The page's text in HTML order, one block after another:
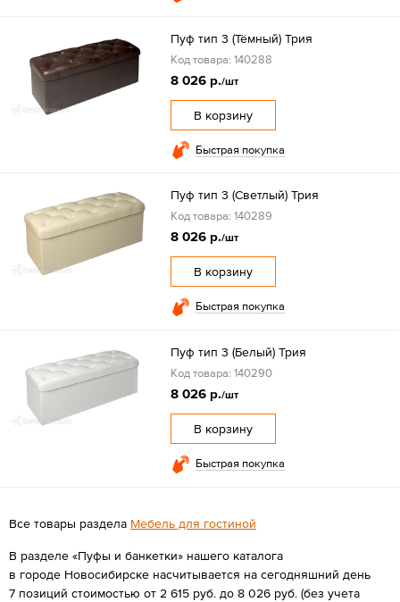
Пуф тип 3 (Тёмный) Трия
Код товара: 140288
8 026 р./шт
В корзину
Быстрая покупка
Пуф тип 3 (Светлый) Трия
Код товара: 140289
8 026 р./шт
В корзину
Быстрая покупка
Пуф тип 3 (Белый) Трия
Код товара: 140290
8 026 р./шт
В корзину
Быстрая покупка
Все товары раздела Мебель для гостиной
В разделе «Пуфы и банкетки» нашего каталога
в городе Новосибирске насчитывается на сегодняшний день
7 позиций стоимостью от 2 615 руб. до 8 026 руб. (без учета